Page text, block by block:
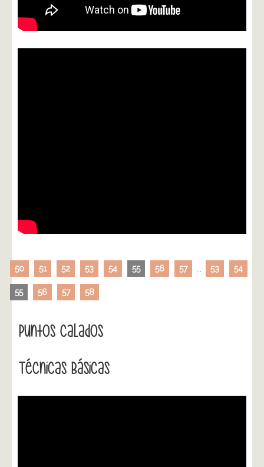
50 51 52 53 54 55 56 57 53 54
55 56 57 58
Puntos Calados
Técnicas Básicas